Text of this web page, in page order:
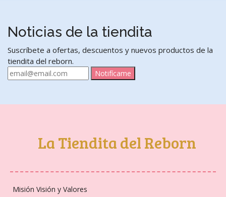
Noticias de la tiendita
Suscríbete a ofertas, descuentos y nuevos productos de la
tiendita del reborn.
Notifícame
La Tiendita del Reborn
Misión Visión y Valores